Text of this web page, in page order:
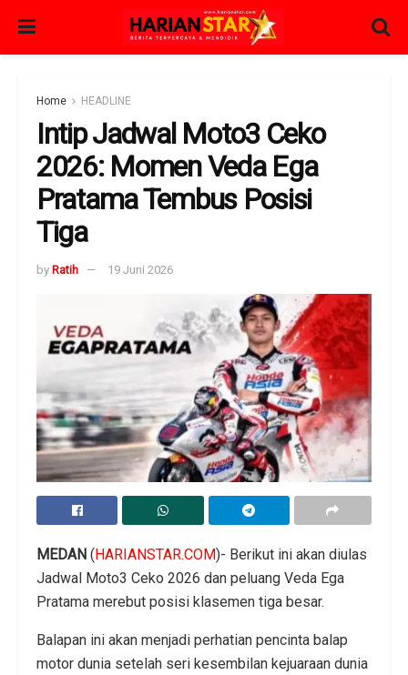
Home HEADLINE
Intip Jadwal Moto3 Ceko
2026: Momen Veda Ega
Pratama Tembus Posisi
Tiga
by Ratih 19 Juni 2026
MEDAN (HARIANSTAR.COM)- Berikut ini akan diulas
Jadwal Moto3 Ceko 2026 dan peluang Veda Ega
Pratama merebut posisi klasemen tiga besar.
Balapan ini akan menjadi perhatian pencinta balap
motor dunia setelah seri kesembilan kejuaraan dunia